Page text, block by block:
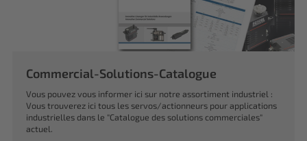
Commercial-Solutions-Catalogue
Vous pouvez vous informer ici sur notre assortiment industriel :
Vous trouverez ici tous les servos/actionneurs pour applications
industrielles dans le "Catalogue des solutions commerciales"
actuel.